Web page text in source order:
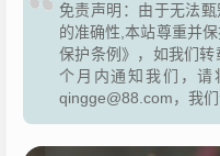
免责声明：由于无法
的准确性,本站尊重并
保护条例》，如我们
个月内通知我们，请
qingge@88.com，我们